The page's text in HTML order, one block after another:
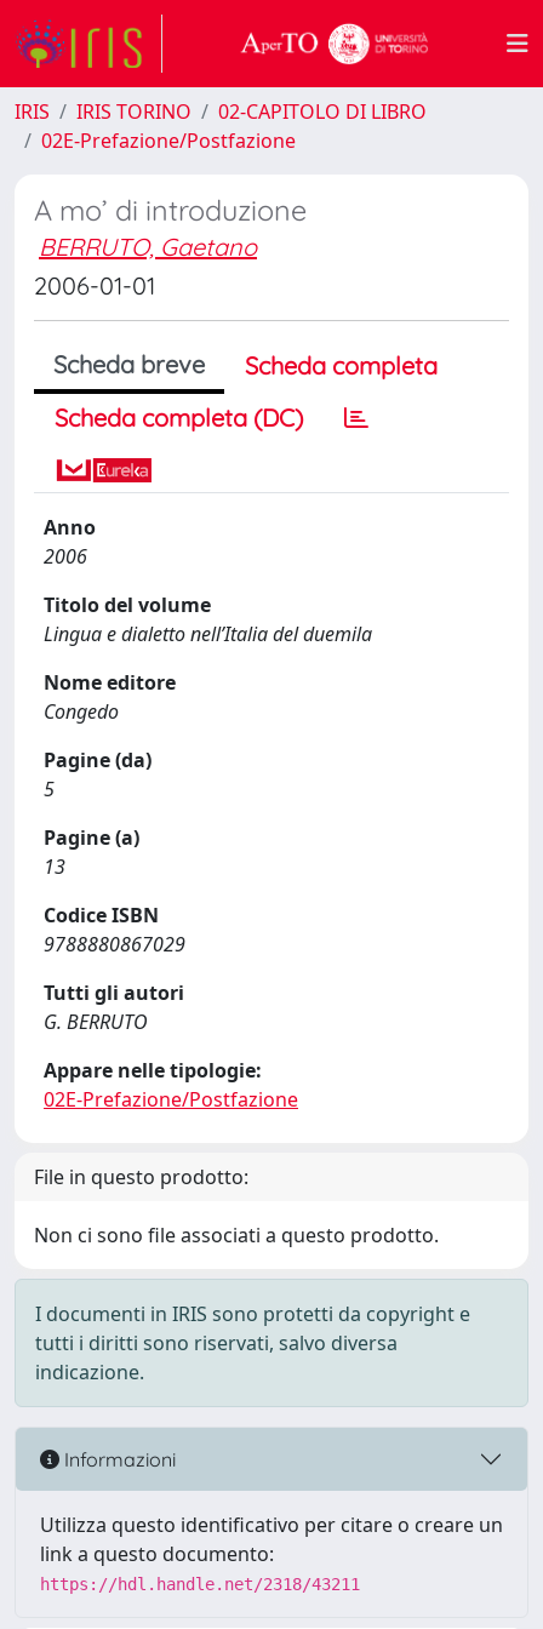
IRIS IRIS TORINO
02-CAPITOLO DI LIBRO
02E-Prefazione/Postfazione
A mo’ di introduzione
BERRUTO, Gaetano
2006-01-01
Scheda breve
Scheda completa
Scheda completa (DC)
Anno
2006
Titolo del volume
Lingua e dialetto nell’Italia del duemila
Nome editore
Congedo
Pagine (da)
5
Pagine (a)
13
Codice ISBN
9788880867029
Tutti gli autori
G. BERRUTO
Appare nelle tipologie:
02E-Prefazione/Postfazione
File in questo prodotto:
Non ci sono file associati a questo prodotto.
I documenti in IRIS sono protetti da copyright e
tutti i diritti sono riservati, salvo diversa
indicazione.
Informazioni
Utilizza questo identificativo per citare o creare un
link a questo documento:
https://hdl.handle.net/2318/43211